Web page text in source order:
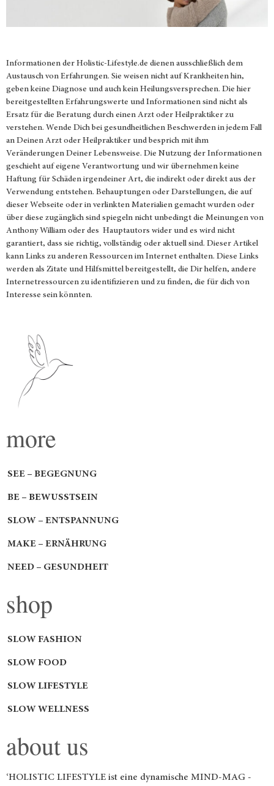
Informationen der Holistic-Lifestyle.de dienen ausschließlich dem
Austausch von Erfahrungen. Sie weisen nicht auf Krankheiten hin,
geben keine Diagnose und auch kein Heilungsversprechen. Die hier
bereitgestellten Erfahrungswerte und Informationen sind nicht als
Ersatz für die Beratung durch einen Arzt oder Heilpraktiker zu
verstehen. Wende Dich bei gesundheitlichen Beschwerden in jedem Fall
an Deinen Arzt oder Heilpraktiker und besprich mit ihm
Veränderungen Deiner Lebensweise. Die Nutzung der Informationen
geschieht auf eigene Verantwortung und wir übernehmen keine
Haftung für Schäden irgendeiner Art, die indirekt oder direkt aus der
Verwendung entstehen. Behauptungen oder Darstellungen, die auf
dieser Webseite oder in verlinkten Materialien gemacht wurden oder
über diese zugänglich sind spiegeln nicht unbedingt die Meinungen von
Anthony William oder des Hauptautors wider und es wird nicht
garantiert, dass sie richtig, vollständig oder aktuell sind. Dieser Artikel
kann Links zu anderen Ressourcen im Internet enthalten. Diese Links
werden als Zitate und Hilfsmittel bereitgestellt, die Dir helfen, andere
Internetressourcen zu identifizieren und zu finden, die für dich von
Interesse sein könnten.
more
SEE – BEGEGNUNG
BE – BEWUSSTSEIN
SLOW – ENTSPANNUNG
MAKE – ERNÄHRUNG
NEED – GESUNDHEIT
shop
SLOW FASHION
SLOW FOOD
SLOW LIFESTYLE
SLOW WELLNESS
about us
‘HOLISTIC LIFESTYLE ist eine dynamische MIND-MAG -